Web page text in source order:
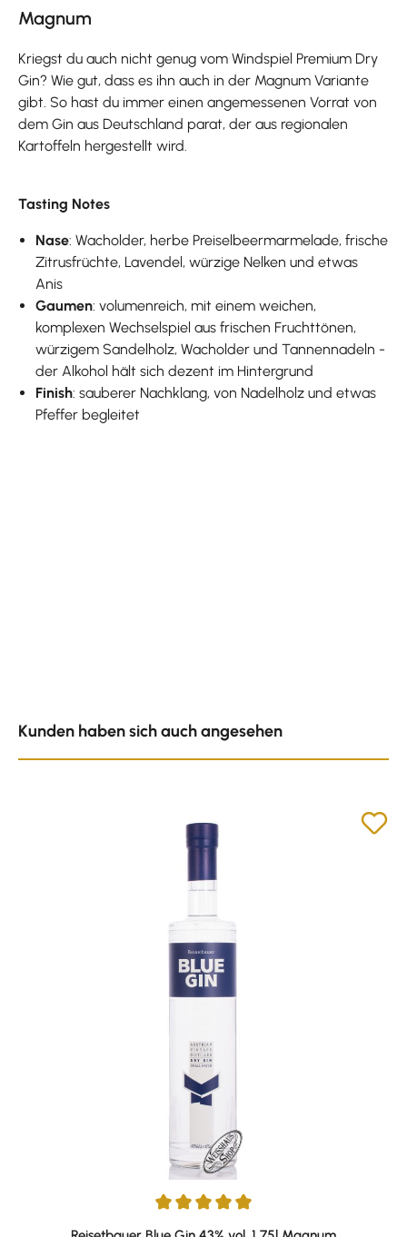
Magnum
Kriegst du auch nicht genug vom Windspiel Premium Dry
Gin? Wie gut, dass es ihn auch in der Magnum Variante
gibt. So hast du immer einen angemessenen Vorrat von
dem Gin aus Deutschland parat, der aus regionalen
Kartoffeln hergestellt wird.
Tasting Notes
Nase: Wacholder, herbe Preiselbeermarmelade, frische
Zitrusfrüchte, Lavendel, würzige Nelken und etwas
Anis
Gaumen: volumenreich, mit einem weichen,
komplexen Wechselspiel aus frischen Fruchttönen,
würzigem Sandelholz, Wacholder und Tannennadeln -
der Alkohol hält sich dezent im Hintergrund
Finish: sauberer Nachklang, von Nadelholz und etwas
Pfeffer begleitet
Kunden haben sich auch angesehen
Durchschnittliche Bewertung von 5 von 5 Sternen